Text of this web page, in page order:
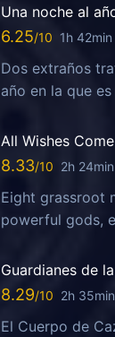
Una noche al
6.25 1h 42min
Dos extraños
año en la que
All Wishes
8.33 2h 24min
Eight grassroot
powerful gods,
Guardianes de
8.29 2h 35min
El Cuerpo de